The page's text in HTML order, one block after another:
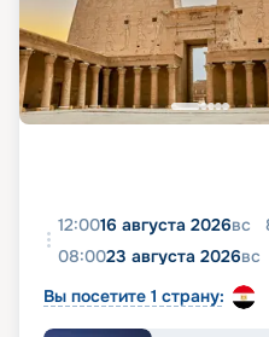
12:0016 августа 2026вс
08:0023 августа 2026вс
Вы посетите 1 страну: